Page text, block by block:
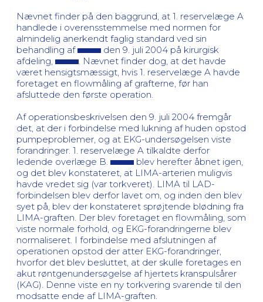
Nævnet finder på den baggrund, at 1. reservelæge A
handlede i overensstemmelse med normen for
almindelig anerkendt faglig standard ved sin
behandling af
den 9. juli 2004 på kirurgisk
afdeling,
. Nævnet finder dog, at det havde
været hensigtsmæssigt, hvis 1. reservelæge A havde
foretaget en flowmåling af grafterne, før han
afsluttede den første operation.
Af operationsbeskrivelsen den 9. juli 2004 fremgår
det, at der i forbindelse med lukning af huden opstod
pumpeproblemer, og at EKG-undersøgelsen viste
forandringer. 1. reservelæge A tilkaldte derfor
ledende overlæge B.
blev herefter åbnet igen,
og det blev konstateret, at LIMA-arterien muligvis
havde vredet sig (var torkveret). LIMA til LAD-
forbindelsen blev derfor lavet om, og inden den blev
syet på, blev der konstateret sprøjtende blødning fra
LIMA-graften. Der blev foretaget en flowmåling, som
viste normale forhold, og EKG-forandringerne blev
normaliseret. I forbindelse med afslutningen af
operationen opstod der atter EKG-forandringer,
hvorfor det blev besluttet, at der skulle foretages en
akut røntgenundersøgelse af hjertets kranspulsårer
(KAG). Denne viste en ny torkvering svarende til den
modsatte ende af LIMA-graften.